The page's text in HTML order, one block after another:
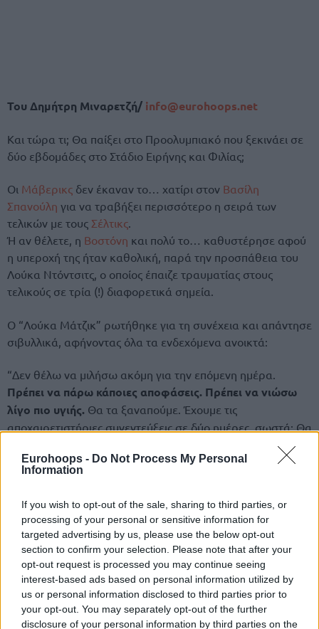
Eurohoops - Do Not Process My Personal
Information
If you wish to opt-out of the sale, sharing to third parties, or
processing of your personal or sensitive information for
targeted advertising by us, please use the below opt-out
section to confirm your selection. Please note that after your
opt-out request is processed you may continue seeing
interest-based ads based on personal information utilized by
us or personal information disclosed to third parties prior to
your opt-out. You may separately opt-out of the further
disclosure of your personal information by third parties on the
Του Δημήτρη Μιναρετζή/ info@eurohoops.net
Και τώρα τι; Θα παίξει στο Προολυμπιακό που ξεκινάει σε
δύο εβδομάδες στο Στάδιο Ειρήνης και Φιλίας;
Οι Μάβερικς δεν έκαναν το… χατίρι στον Βασίλη
Σπανούλη για να τραβήξει περισσότερο η σειρά των
τελικών με τους Σέλτικς.
Ή αν θέλετε, η Βοστόνη και πολύ το… καθυστέρησε αφού
η υπεροχή της ήταν καθολική, παρά την προσπάθεια του
Λούκα Ντόντσιτς, ο οποίος έπαιζε τραυματίας στους
τελικούς σε τρία (!) διαφορετικά σημεία.
Ο “Λούκα Μάτζικ” ρωτήθηκε για τη συνέχεια και απάντησε
σιβυλλικά, αφήνοντας όλα τα ενδεχόμενα ανοικτά:
“Δεν θέλω να μιλήσω ακόμη για την επόμενη ημέρα.
Πρέπει να πάρω κάποιες αποφάσεις. Πρέπει να νιώσω
λίγο πιο υγιής. Θα τα ξαναπούμε. Έχουμε τις
αποχαιρετιστήριες συνεντεύξεις σε δύο ημέρες, σωστά; Θα
σας δώσω την απάντηση εκεί”, δήλωσε ο Λούκα Ντόντσιτς
μετά το Game 5 και την απονομή των Σέλτικς.
ΝΒΑ και υποψήφιος MVP – δεν νιώθει άσχημα από την
απώλεια του τίτλου.